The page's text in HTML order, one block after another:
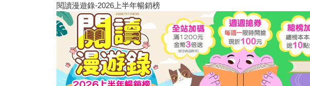
閱讀漫遊錄-2026上半年暢銷榜